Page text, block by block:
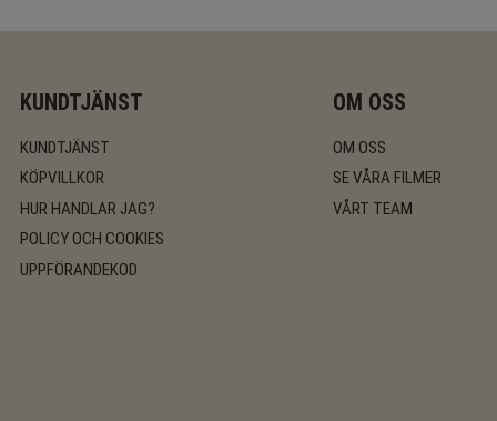
KUNDTJÄNST
KUNDTJÄNST
KÖPVILLKOR
HUR HANDLAR JAG?
POLICY OCH COOKIES
UPPFÖRANDEKOD
OM OSS
OM OSS
SE VÅRA FILMER
VÅRT TEAM